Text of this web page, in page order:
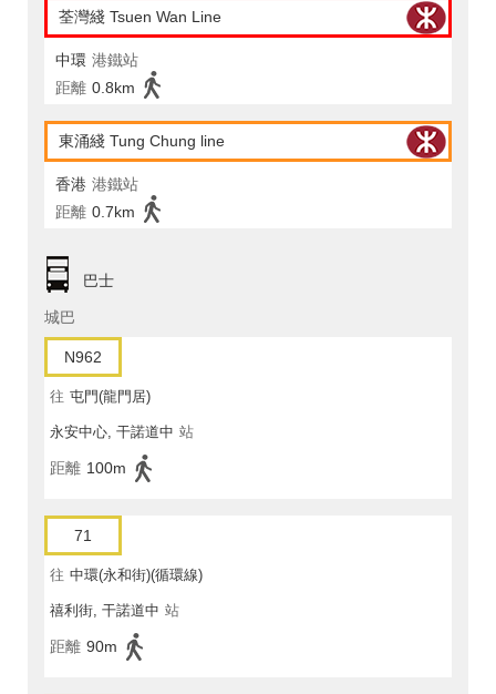
荃灣綫 Tsuen Wan Line
中環 港鐵站
距離 0.8km
東涌綫 Tung Chung line
香港 港鐵站
距離 0.7km
巴士
城巴
N962
往 屯門(龍門居)
永安中心, 干諾道中 站
距離 100m
71
往 中環(永和街)(循環線)
禧利街, 干諾道中 站
距離 90m